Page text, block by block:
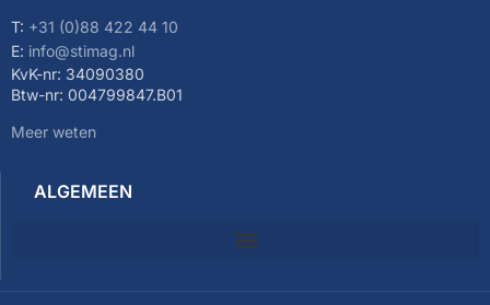
T: +31 (0)88 422 44 10
E: info@stimag.nl
KvK-nr: 34090380
Btw-nr: 004799847.B01
Meer weten
ALGEMEEN